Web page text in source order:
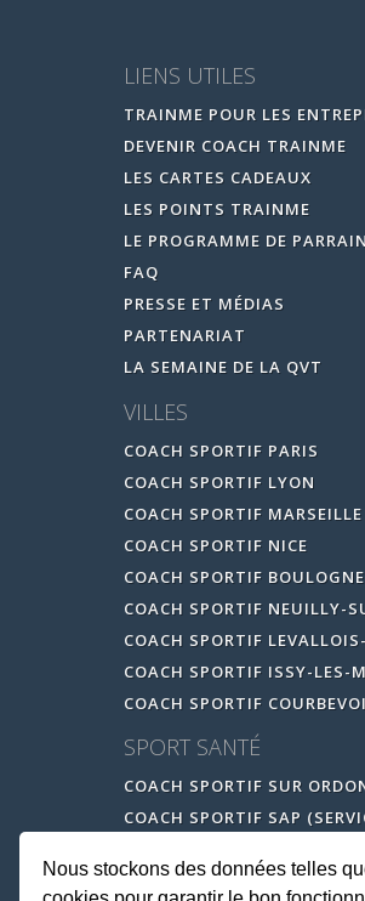
LIENS UTILES
TRAINME POUR LES
DEVENIR COACH TRAINME
LES CARTES CADEAUX
LES POINTS TRAINME
LE PROGRAMME DE
FAQ
PRESSE ET MÉDIAS
PARTENARIAT
LA SEMAINE DE LA QVT
VILLES
COACH SPORTIF PARIS
COACH SPORTIF LYON
COACH SPORTIF MARSEILLE
COACH SPORTIF NICE
COACH SPORTIF
COACH SPORTIF NEUILLY-
COACH SPORTIF
COACH SPORTIF ISSY-LES-
COACH SPORTIF
SPORT SANTÉ
COACH SPORTIF SUR
COACH SPORTIF SAP
Nous stockons des données telles